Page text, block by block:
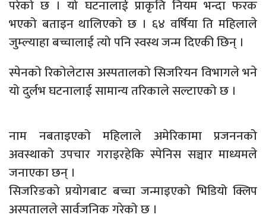
परेको छ । यो घटनालाई प्राकृति नियम भन्दा फरक
भएको बताइन थालिएको छ । ६४ वर्षिया ति महिलाले
जुम्ल्याहा बच्चालाई त्यो पनि स्वस्थ जन्म दिएकी छिन् ।
स्पेनको रिकोलेटास अस्पतालको सिजरियन विभागले भने
यो दुर्लभ घटनालाई सामान्य तरिकाले सल्टाएको छ ।
नाम नबताइएको महिलाले अमेरिकामा प्रजननको
अवस्थाको उपचार गराइरहेकि स्पेनिस सञ्चार माध्यमले
जनाएका छन् ।
सिजरिङको प्रयोगबाट बच्चा जन्माइएको भिडियो क्लिप
अस्पतालले सार्वजनिक गरेको छ ।